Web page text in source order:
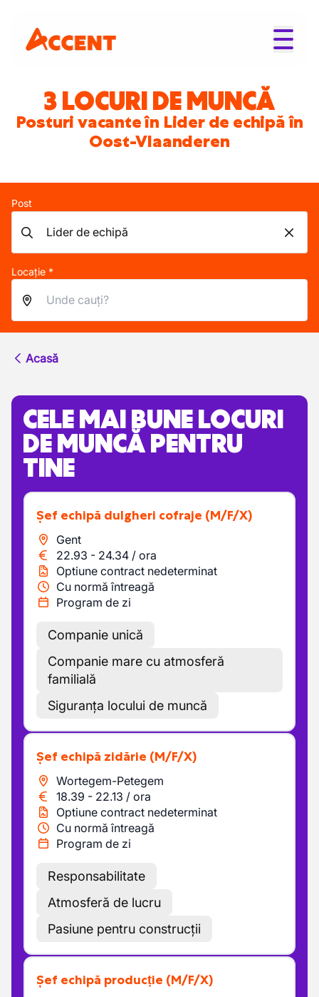
3 LOCURI DE MUNCĂ
Posturi vacante în Lider de echipă în
Oost-Vlaanderen
Post
Locație *
Acasă
CELE MAI BUNE LOCURI
DE MUNCĂ PENTRU
TINE
Șef echipă dulgheri cofraje (M/F/X)
Gent
22.93 - 24.34 / ora
Optiune contract nedeterminat
Cu normă întreagă
Program de zi
Companie unică
Companie mare cu atmosferă
familială
Siguranța locului de muncă
Șef echipă zidărie (M/F/X)
Wortegem-Petegem
18.39 - 22.13 / ora
Optiune contract nedeterminat
Cu normă întreagă
Program de zi
Responsabilitate
Atmosferă de lucru
Pasiune pentru construcții
Șef echipă producție (M/F/X)